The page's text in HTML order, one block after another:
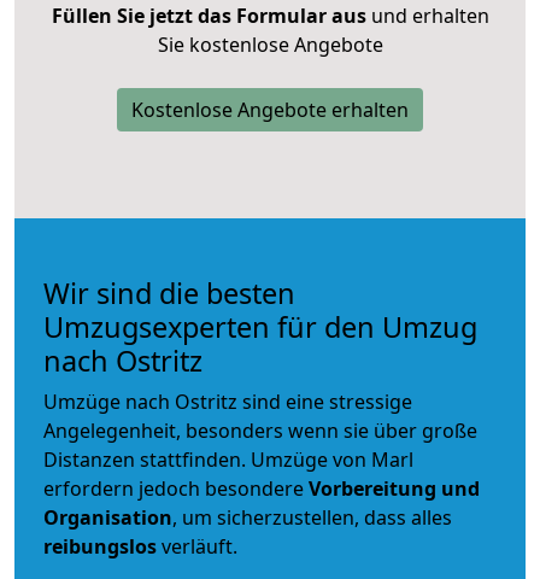
Füllen Sie jetzt das Formular ausund erhalten
Sie kostenlose Angebote
Kostenlose Angebote erhalten
Wir sind die besten
Umzugsexperten für den Umzug
nach Ostritz
Umzüge nach Ostritz sind eine stressige
Angelegenheit, besonders wenn sie über große
Distanzen stattfinden. Umzüge von Marl
erfordern jedoch besondereVorbereitung und
Organisation, um sicherzustellen, dass alles
reibungslosverläuft.